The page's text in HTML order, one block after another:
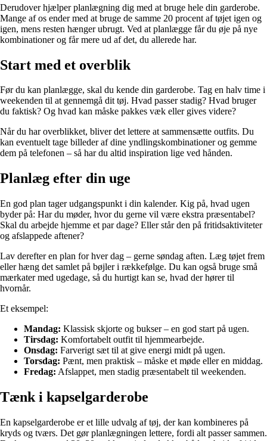
Derudover hjælper planlægning dig med at bruge hele din garderobe.
Mange af os ender med at bruge de samme 20 procent af tøjet igen og
igen, mens resten hænger ubrugt. Ved at planlægge får du øje på nye
kombinationer og får mere ud af det, du allerede har.
Start med et overblik
Før du kan planlægge, skal du kende din garderobe. Tag en halv time i
weekenden til at gennemgå dit tøj. Hvad passer stadig? Hvad bruger
du faktisk? Og hvad kan måske pakkes væk eller gives videre?
Når du har overblikket, bliver det lettere at sammensætte outfits. Du
kan eventuelt tage billeder af dine yndlingskombinationer og gemme
dem på telefonen – så har du altid inspiration lige ved hånden.
Planlæg efter din uge
En god plan tager udgangspunkt i din kalender. Kig på, hvad ugen
byder på: Har du møder, hvor du gerne vil være ekstra præsentabel?
Skal du arbejde hjemme et par dage? Eller står den på fritidsaktiviteter
og afslappede aftener?
Lav derefter en plan for hver dag – gerne søndag aften. Læg tøjet frem
eller hæng det samlet på bøjler i rækkefølge. Du kan også bruge små
mærkater med ugedage, så du hurtigt kan se, hvad der hører til
hvornår.
Et eksempel:
Mandag: Klassisk skjorte og bukser – en god start på ugen.
Tirsdag: Komfortabelt outfit til hjemmearbejde.
Onsdag: Farverigt sæt til at give energi midt på ugen.
Torsdag: Pænt, men praktisk – måske et møde eller en middag.
Fredag: Afslappet, men stadig præsentabelt til weekenden.
Tænk i kapselgarderobe
En kapselgarderobe er et lille udvalg af tøj, der kan kombineres på
kryds og tværs. Det gør planlægningen lettere, fordi alt passer sammen.